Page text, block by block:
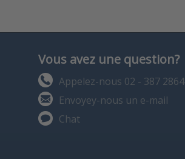
Vous avez une question?
Appelez-nous 02 - 387 2864
Envoyey-nous un e-mail
Chat